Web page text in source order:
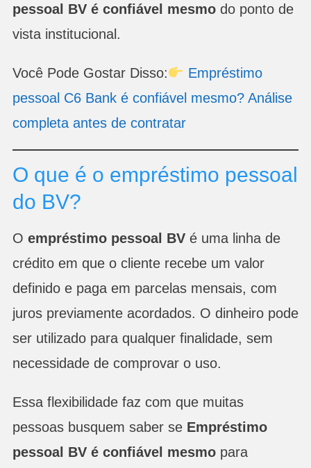
pessoal BV é confiável mesmodo ponto de
vista institucional.
Você Pode Gostar Disso:
Empréstimo
pessoal C6 Bank é confiável mesmo? Análise
completa antes de contratar
O que é o empréstimo pessoal
do BV?
O empréstimo pessoal BVé uma linha de
crédito em que o cliente recebe um valor
definido e paga em parcelas mensais, com
juros previamente acordados. O dinheiro pode
ser utilizado para qualquer finalidade, sem
necessidade de comprovar o uso.
Essa flexibilidade faz com que muitas
pessoas busquem saber se Empréstimo
pessoal BV é confiável mesmopara